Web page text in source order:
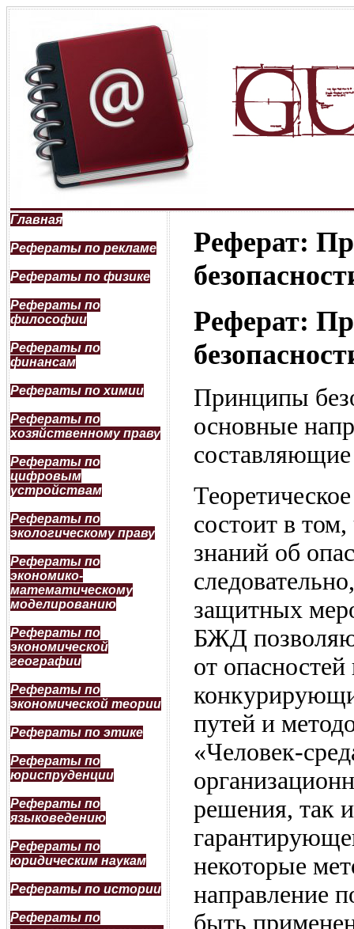
Главная
Рефераты по рекламе
Рефераты по физике
Рефераты по
философии
Рефераты по
финансам
Рефераты по химии
Рефераты по
хозяйственному праву
Рефераты по
цифровым
устройствам
Рефераты по
экологическому праву
Рефераты по
экономико-
математическому
моделированию
Рефераты по
экономической
географии
Рефераты по
экономической теории
Рефераты по этике
Рефераты по
юриспруденции
Рефераты по
языковедению
Рефераты по
юридическим наукам
Рефераты по истории
Рефераты по
Реферат:
Реферат:
Принципы
основные
составляющие
состоит в
знаний об
защитных
БЖД
от опасностей
путей и
«Человек-
решения, так
некоторые
направление
быть